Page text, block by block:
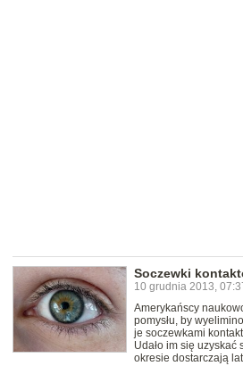
Soczewki
10 grudnia 2013,
Amerykańscy
pomysłu, by
je soczewkami
Udało im się uzyskać
okresie dostarczają